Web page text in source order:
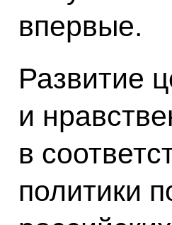
впервые.
Развитие
и
в
политики